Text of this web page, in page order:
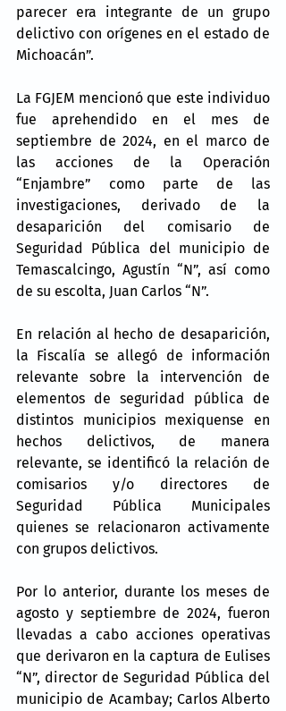
parecer era integrante de un grupo
delictivo con orígenes en el estado de
Michoacán”.
La FGJEM mencionó que este individuo
fue aprehendido en el mes de
septiembre de 2024, en el marco de
las acciones de la Operación
“Enjambre” como parte de las
investigaciones, derivado de la
desaparición del comisario de
Seguridad Pública del municipio de
Temascalcingo, Agustín “N”, así como
de su escolta, Juan Carlos “N”.
En relación al hecho de desaparición,
la Fiscalía se allegó de información
relevante sobre la intervención de
elementos de seguridad pública de
distintos municipios mexiquense en
hechos delictivos, de manera
relevante, se identificó la relación de
comisarios y/o directores de
Seguridad Pública Municipales
quienes se relacionaron activamente
con grupos delictivos.
Por lo anterior, durante los meses de
agosto y septiembre de 2024, fueron
llevadas a cabo acciones operativas
que derivaron en la captura de Eulises
“N”, director de Seguridad Pública del
municipio de Acambay; Carlos Alberto